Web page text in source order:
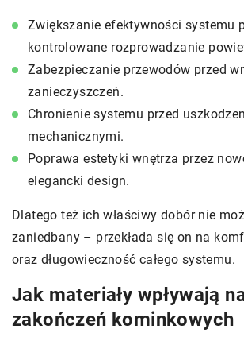
Zwiększanie efektywności systemu
kontrolowane rozprowadzanie
Zabezpieczanie przewodów przed
zanieczyszczeń.
Chronienie systemu przed
mechanicznymi.
Poprawa estetyki wnętrza przez
elegancki design.
Dlatego też ich właściwy dobór nie
zaniedbany – przekłada się on na
oraz długowieczność całego systemu.
Jak materiały wpływają
zakończeń kominkowych